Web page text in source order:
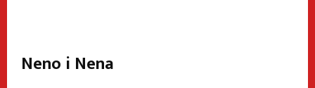
Neno i Nena